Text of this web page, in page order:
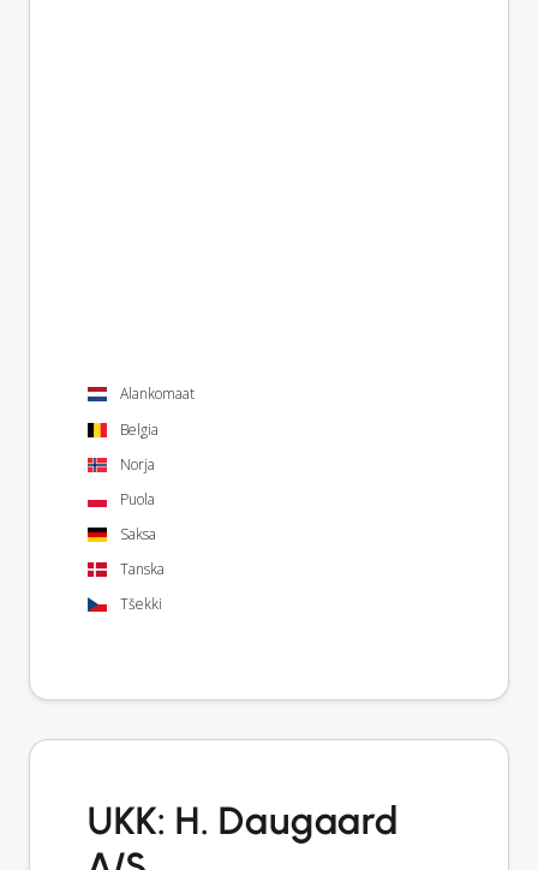
Alankomaat
Belgia
Norja
Puola
Saksa
Tanska
Tšekki
UKK: H. Daugaard